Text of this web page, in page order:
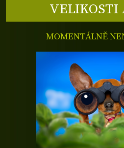
VELIKOSTI
MOMENTÁLNĚ